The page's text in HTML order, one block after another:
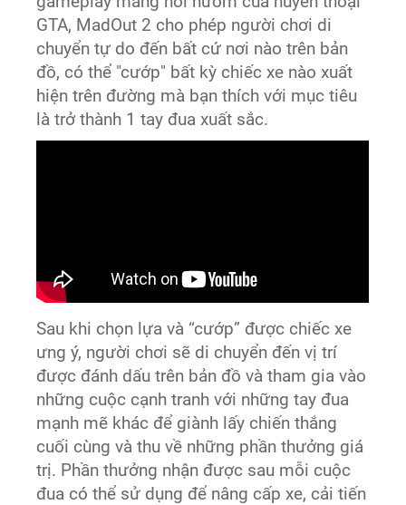
GTA, MadOut 2 cho phép người chơi di
chuyển tự do đến bất cứ nơi nào trên bản
đồ, có thể "cướp" bất kỳ chiếc xe nào xuất
hiện trên đường mà bạn thích với mục tiêu
là trở thành 1 tay đua xuất sắc.
Sau khi chọn lựa và “cướp” được chiếc xe
ưng ý, người chơi sẽ di chuyển đến vị trí
được đánh dấu trên bản đồ và tham gia vào
những cuộc cạnh tranh với những tay đua
mạnh mẽ khác để giành lấy chiến thắng
cuối cùng và thu về những phần thưởng giá
trị. Phần thưởng nhận được sau mỗi cuộc
đua có thể sử dụng để nâng cấp xe, cải tiến